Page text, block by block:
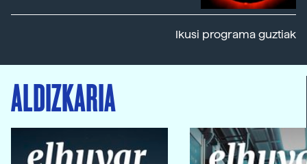
Ikusi programa guztiak
ALDIZKARIA